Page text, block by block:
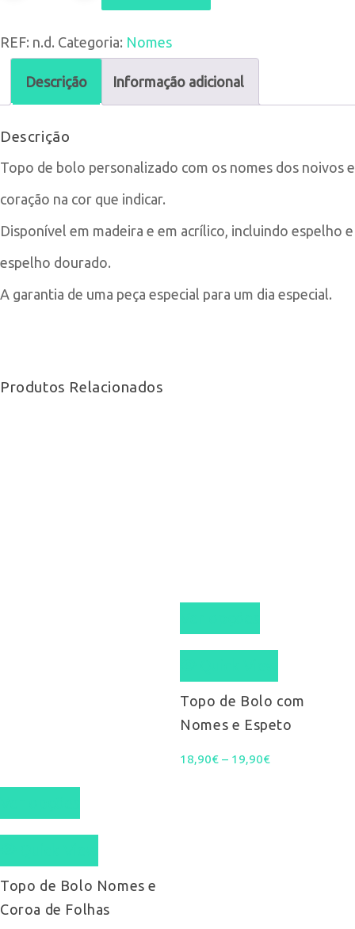
Topo
de
bolo
Nomes
e
Coração
REF: n.d. Categoria: Nomes
Descrição Informação adicional
Descrição
Topo de bolo personalizado com os nomes dos noivos e
coração na cor que indicar.
Disponível em madeira e em acrílico, incluindo espelho e
espelho dourado.
A garantia de uma peça especial para um dia especial.
Produtos Relacionados
This
product
multiple
variants.
Topo de Bolo Nomes e
Coroa de Folhas
This
product
multiple
variants.
The
Topo de Bolo com
Nomes e Espeto
18,90€ – 19,90€Price